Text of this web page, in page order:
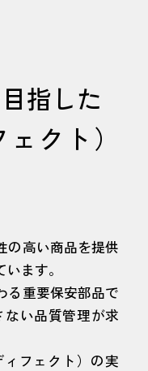
指した
クト）
の高い商品を提供
ます。
る重要保安部品で
い品質管理が求
フェクト）の実